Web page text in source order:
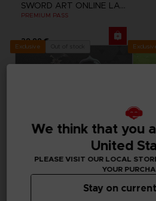
SWORD ART ONLINE LAST RECOLLECTION
PREMIUM PASS
29,99 €
Exclusive
We think that you
United
PLEASE VISIT OUR LOCAL
YOUR
Stay on